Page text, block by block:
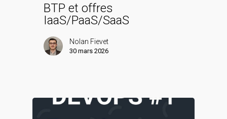
BTP et offres
IaaS/PaaS/SaaS
Nolan Fievet
30 mars 2026